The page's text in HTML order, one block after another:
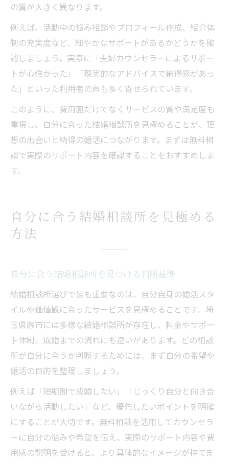
の質が大きく異なります。
例えば、活動中の悩み相談やプロフィール作成、紹介体
制の充実度など、細やかなサポートがあるかどうかを確
認しましょう。実際に「夫婦カウンセラーによるサポー
トが心強かった」「現実的なアドバイスで納得感があっ
た」といった利用者の声も多く寄せられています。
このように、費用面だけでなくサービスの質や満足度も
重視し、自分に合った結婚相談所を見極めることが、理
想の出会いと納得の婚活につながります。まずは無料相
談で実際のサポート内容を確認することをおすすめしま
す。
自分に合う結婚相談所を見極める
方法
自分に合う結婚相談所を見つける判断基準
結婚相談所選びで最も重要なのは、自分自身の婚活スタ
イルや価値観に合ったサービスを見極めることです。埼
玉県蕨市には多様な結婚相談所が存在し、料金やサポー
ト体制、成婚までの流れにも違いがあります。どの相談
所が自分に合うか判断するためには、まず自分の希望や
婚活の目的を整理しましょう。
例えば「短期間で成婚したい」「じっくり自分と向き合
いながら活動したい」など、優先したいポイントを明確
にすることが大切です。無料相談を活用してカウンセラ
ーに自分の悩みや希望を伝え、実際のサポート内容や費
用感の説明を受けると、より具体的なイメージが持てま